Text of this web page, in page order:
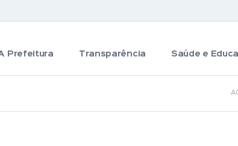
Prefeitura Transparência Saúde e